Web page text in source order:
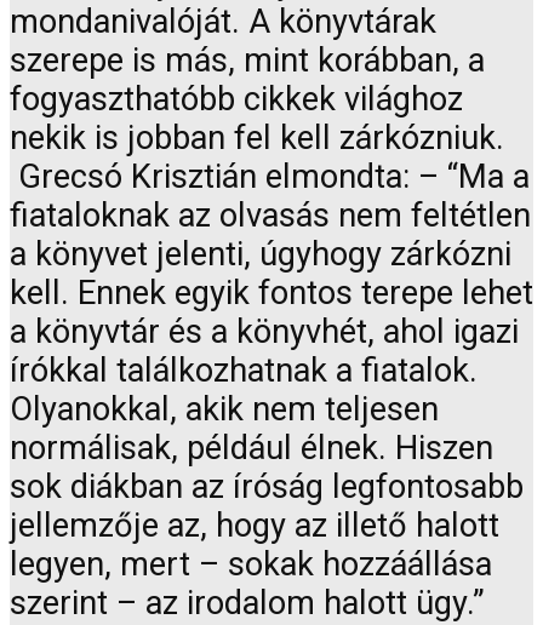
mondanivalóját. A könyvtárak
szerepe is más, mint korábban, a
fogyaszthatóbb cikkek világhoz
nekik is jobban fel kell zárkózniuk.
Grecsó Krisztián elmondta: – “Ma a
fiataloknak az olvasás nem feltétlen
a könyvet jelenti, úgyhogy zárkózni
kell. Ennek egyik fontos terepe lehet
a könyvtár és a könyvhét, ahol igazi
írókkal találkozhatnak a fiatalok.
Olyanokkal, akik nem teljesen
normálisak, például élnek. Hiszen
sok diákban az íróság legfontosabb
jellemzője az, hogy az illető halott
legyen, mert – sokak hozzáállása
szerint – az irodalom halott ügy.”